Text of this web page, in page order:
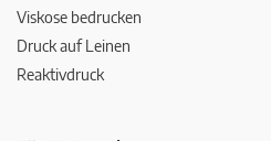
Viskose bedrucken
Druck auf Leinen
Reaktivdruck